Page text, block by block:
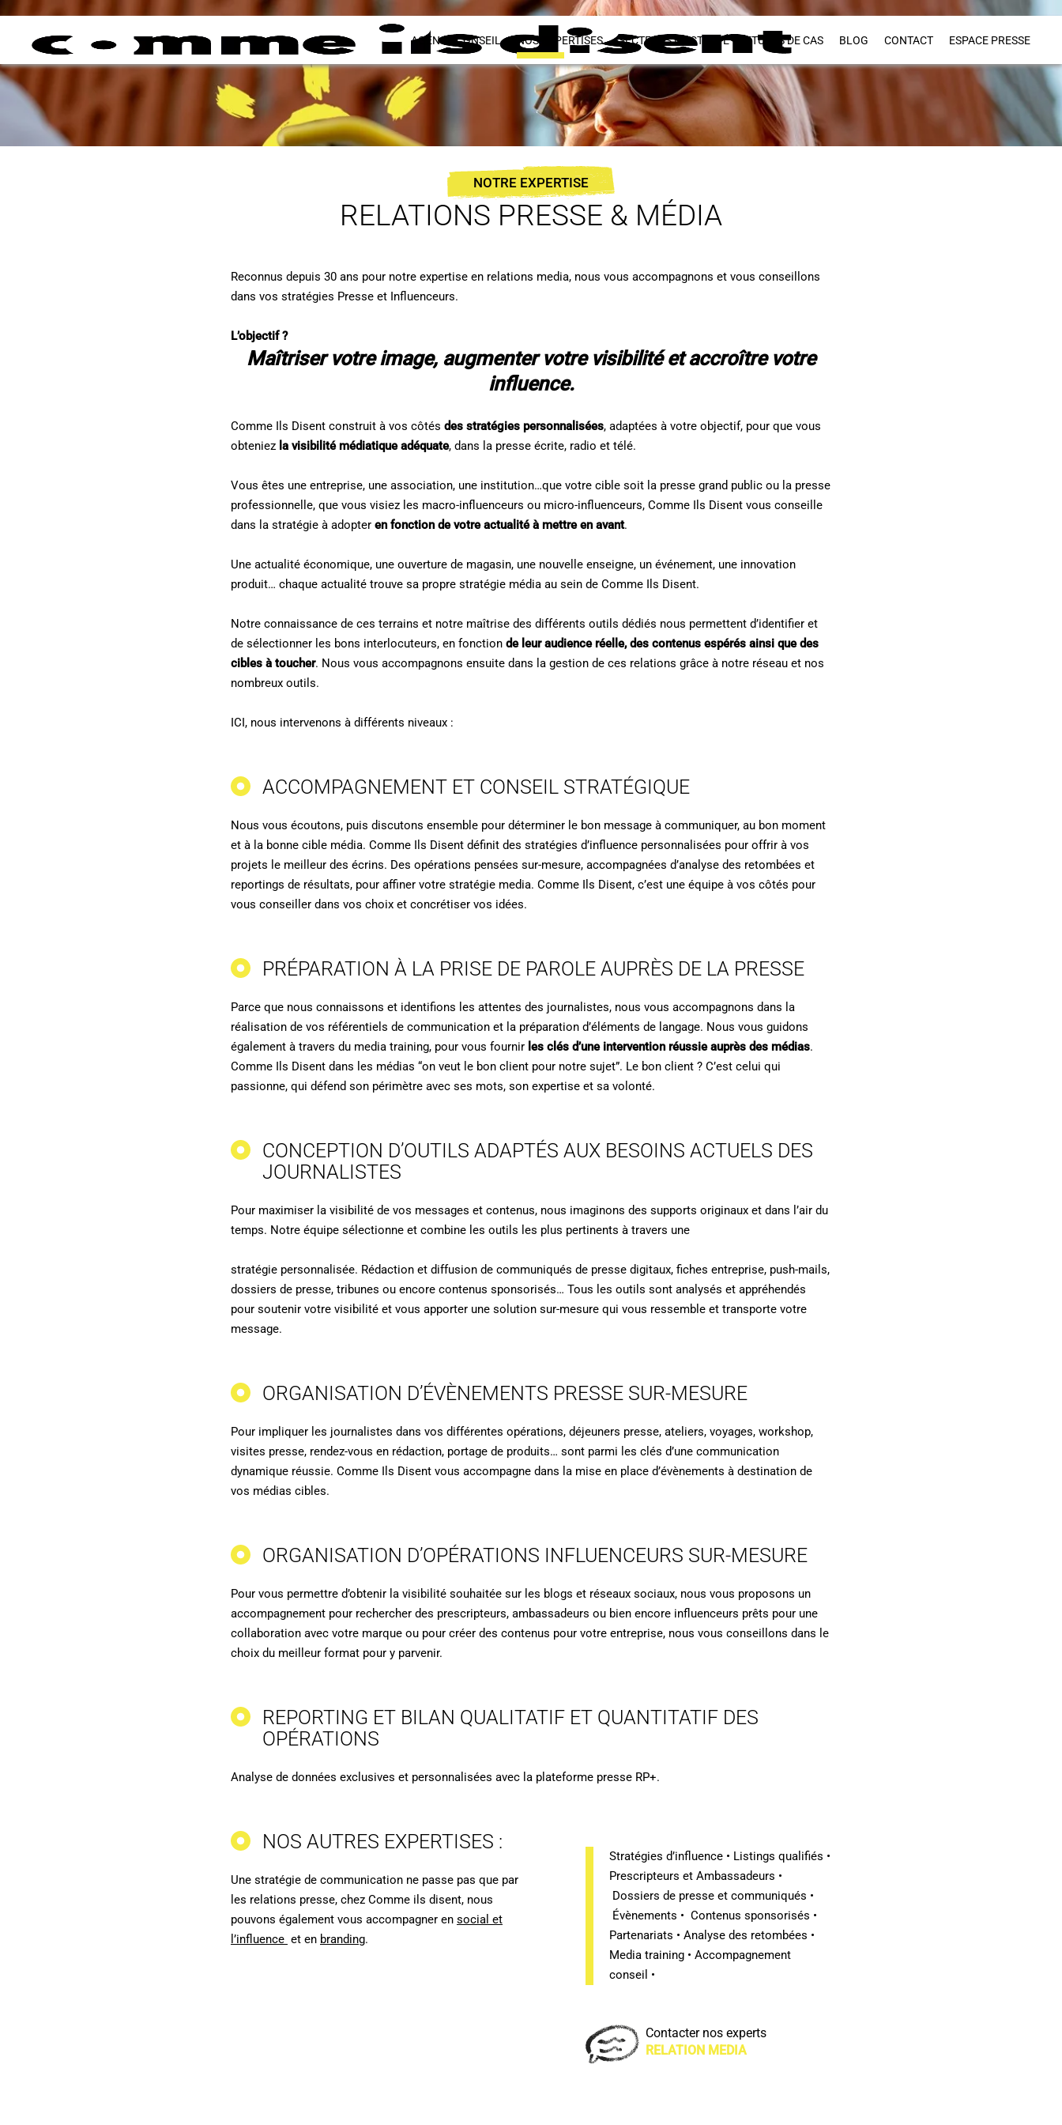
AGENCE CONSEIL NOS EXPERTISES SECTEURS D’ACTIVITÉ ETUDES DE CAS BLOG CONTACT ESPACE PRESSE
NOTRE EXPERTISE
RELATIONS PRESSE & MÉDIA
Reconnus depuis 30 ans pour notre expertise en relations media, nous vous accompagnons et vous conseillons
dans vos stratégies Presse et Influenceurs.
L’objectif ?
Maîtriser votre image, augmenter votre visibilité et accroître votre
influence.
Comme Ils Disent construit à vos côtés des stratégies personnalisées, adaptées à votre objectif, pour que vous
obteniez la visibilité médiatique adéquate, dans la presse écrite, radio et télé.
Vous êtes une entreprise, une association, une institution…que votre cible soit la presse grand public ou la presse
professionnelle, que vous visiez les macro-influenceurs ou micro-influenceurs, Comme Ils Disent vous conseille
dans la stratégie à adopter en fonction de votre actualité à mettre en avant.
Une actualité économique, une ouverture de magasin, une nouvelle enseigne, un événement, une innovation
produit… chaque actualité trouve sa propre stratégie média au sein de Comme Ils Disent.
Notre connaissance de ces terrains et notre maîtrise des différents outils dédiés nous permettent d’identifier et
de sélectionner les bons interlocuteurs, en fonction de leur audience réelle, des contenus espérés ainsi que des
cibles à toucher. Nous vous accompagnons ensuite dans la gestion de ces relations grâce à notre réseau et nos
nombreux outils.
ICI, nous intervenons à différents niveaux :
ACCOMPAGNEMENT ET CONSEIL STRATÉGIQUE
Nous vous écoutons, puis discutons ensemble pour déterminer le bon message à communiquer, au bon moment
et à la bonne cible média. Comme Ils Disent définit des stratégies d’influence personnalisées pour offrir à vos
projets le meilleur des écrins. Des opérations pensées sur-mesure, accompagnées d’analyse des retombées et
reportings de résultats, pour affiner votre stratégie media. Comme Ils Disent, c’est une équipe à vos côtés pour
vous conseiller dans vos choix et concrétiser vos idées.
PRÉPARATION À LA PRISE DE PAROLE AUPRÈS DE LA PRESSE
Parce que nous connaissons et identifions les attentes des journalistes, nous vous accompagnons dans la
réalisation de vos référentiels de communication et la préparation d’éléments de langage. Nous vous guidons
également à travers du media training, pour vous fournir les clés d’une intervention réussie auprès des médias.
Comme Ils Disent dans les médias “on veut le bon client pour notre sujet”. Le bon client ? C’est celui qui
passionne, qui défend son périmètre avec ses mots, son expertise et sa volonté.
CONCEPTION D’OUTILS ADAPTÉS AUX BESOINS ACTUELS DES
JOURNALISTES
Pour maximiser la visibilité de vos messages et contenus, nous imaginons des supports originaux et dans l’air du
temps. Notre équipe sélectionne et combine les outils les plus pertinents à travers une
stratégie personnalisée. Rédaction et diffusion de communiqués de presse digitaux, fiches entreprise, push-mails,
dossiers de presse, tribunes ou encore contenus sponsorisés… Tous les outils sont analysés et appréhendés
pour soutenir votre visibilité et vous apporter une solution sur-mesure qui vous ressemble et transporte votre
message.
ORGANISATION D’ÉVÈNEMENTS PRESSE SUR-MESURE
Pour impliquer les journalistes dans vos différentes opérations, déjeuners presse, ateliers, voyages, workshop,
visites presse, rendez-vous en rédaction, portage de produits… sont parmi les clés d’une communication
dynamique réussie. Comme Ils Disent vous accompagne dans la mise en place d’évènements à destination de
vos médias cibles.
ORGANISATION D’OPÉRATIONS INFLUENCEURS SUR-MESURE
Pour vous permettre d’obtenir la visibilité souhaitée sur les blogs et réseaux sociaux, nous vous proposons un
accompagnement pour rechercher des prescripteurs, ambassadeurs ou bien encore influenceurs prêts pour une
collaboration avec votre marque ou pour créer des contenus pour votre entreprise, nous vous conseillons dans le
choix du meilleur format pour y parvenir.
REPORTING ET BILAN QUALITATIF ET QUANTITATIF DES
OPÉRATIONS
Analyse de données exclusives et personnalisées avec la plateforme presse RP+.
NOS AUTRES EXPERTISES :
Une stratégie de communication ne passe pas que par
les relations presse, chez Comme ils disent, nous
pouvons également vous accompagner en social et
l’influence et en branding.
Stratégies d’influence • Listings qualifiés •
Prescripteurs et Ambassadeurs •
Dossiers de presse et communiqués •
Évènements • Contenus sponsorisés •
Partenariats • Analyse des retombées •
Media training • Accompagnement
conseil •
Contacter nos experts
RELATION MEDIA